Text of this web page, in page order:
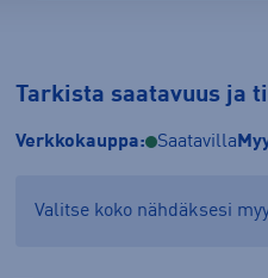
Tarkista saatavuus ja
Verkkokauppa: Saatavilla
Valitse koko nähdäksesi